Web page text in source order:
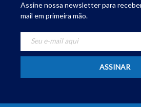
Assine nossa newsletter para
mail em primeira mão.